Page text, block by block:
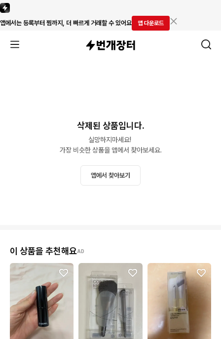
앱에서는 등록부터 찜까지, 더 빠르게 거래할 수 있어요 앱 다운로드
삭제된 상품입니다.
실망하지마세요!
가장 비슷한 상품을 앱에서 찾아보세요.
앱에서 찾아보기
이 상품을 추천해요AD